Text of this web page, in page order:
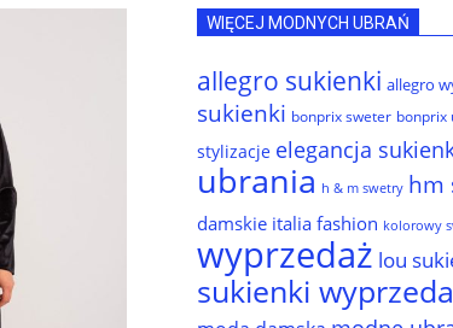
WIĘCEJ MODNYCH UBRAŃ
allegro sukienki allegro
sukienki bonprix sweter bonprix
stylizacje elegancja
ubrania h & m swetry hm
damskie italia fashion kolorowy
wyprzedaż lou
sukienki